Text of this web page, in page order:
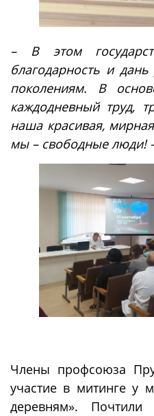
– В этом
благодарность и
поколениям. В
каждодневный труд,
наша красивая,
мы – свободные люди!
Члены профсоюза
участие в митинге у
деревням».